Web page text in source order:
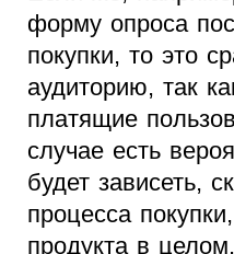
форму опроса
покупки, то это
аудиторию, так
платящие
случае есть
будет зависеть,
процесса
продукта в целом.